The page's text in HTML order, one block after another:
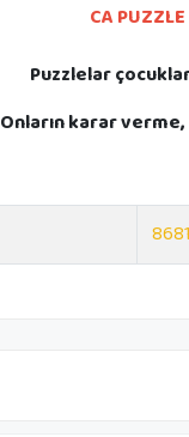
CA
Puzzlelar
Onların karar